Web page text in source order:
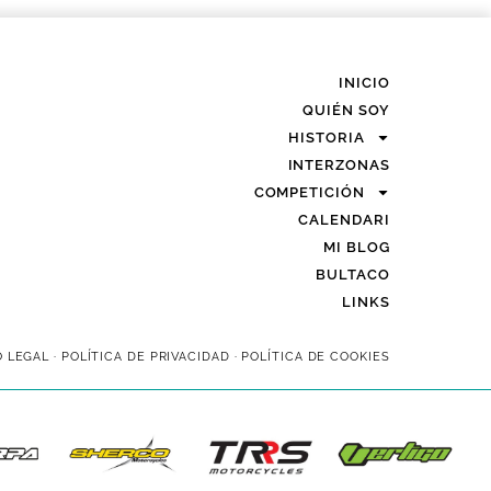
INICIO
QUIÉN SOY
HISTORIA
INTERZONAS
COMPETICIÓN
CALENDARI
MI BLOG
BULTACO
LINKS
LEGAL · POLÍTICA DE PRIVACIDAD · POLÍTICA DE COOKIES